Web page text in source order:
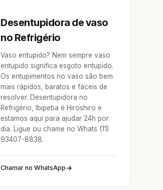
Desentupidora de vaso
no Refrigério
Vaso entupido? Nem sempre vaso
entupido significa esgoto entupido.
Os entupimentos no vaso são bem
mais rápidos, baratos e fáceis de
resolver. Desentupidora no
Refrigério, Ibipeba é Hiroshiro e
estamos aqui para ajudar 24h por
dia. Ligue ou chame no Whats (11)
93407-8838.
Chamar no WhatsApp